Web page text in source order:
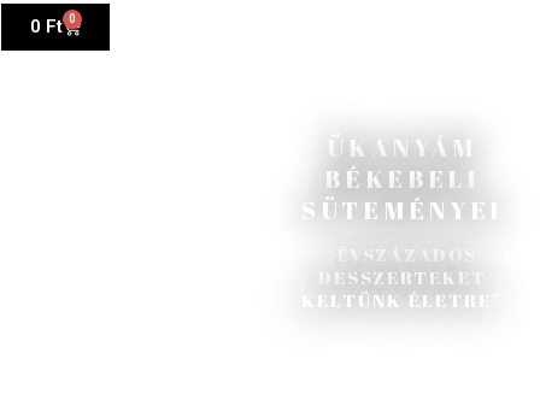
ÜKANYÁM
BÉKEBELI
SÜTEMÉNYEI
„ÉVSZÁZADOS
DESSZERTEKET
KELTÜNK ÉLETRE”
0 Ft 0